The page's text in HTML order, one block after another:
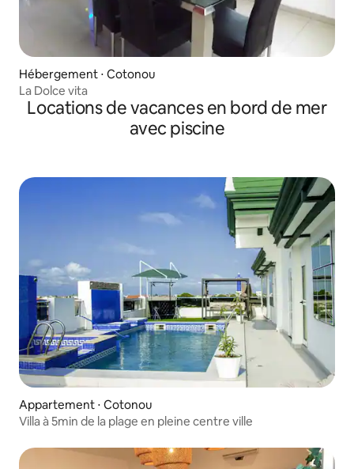
Hébergement ⋅ Cotonou
La Dolce vita
Locations de vacances en bord de mer
avec piscine
Appartement ⋅ Cotonou
Villa à 5min de la plage en pleine centre ville